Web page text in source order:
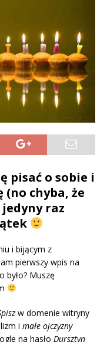
pisać o sobie i
chyba, że
raz
i bijącym z
pierwszy wpis na
było? Muszę
w domenie witryny
i małe ojczyzny
na hasło Dursztyn